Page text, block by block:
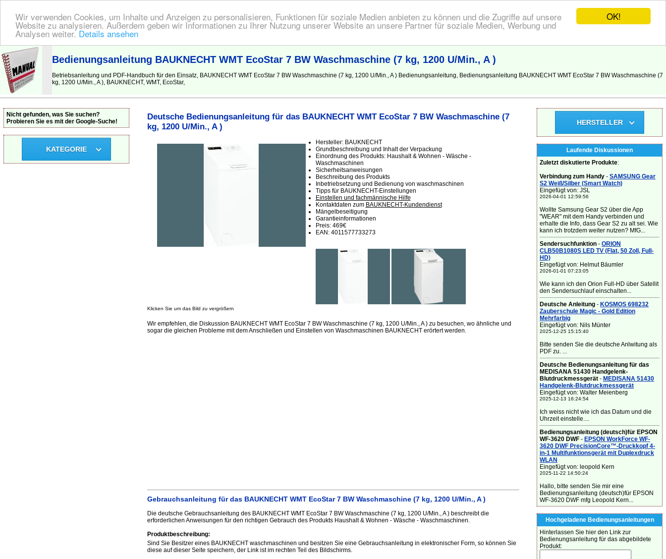
OK!
Wir verwenden Cookies, um Inhalte und Anzeigen zu personalisieren, Funktionen für soziale Medien anbieten zu können und die Zugriffe auf unsere
Website zu analysieren. Außerdem geben wir Informationen zu Ihrer Nutzung unserer Website an unsere Partner für soziale Medien, Werbung und
Analysen weiter. Details ansehen
BEDIENUNGSANLEITUNG | Hier finden Sie die deutsche Anleitung!
Bedienungsanleitung BAUKNECHT WMT EcoStar 7 BW Waschmaschine (7 kg, 1200 U/Min., A )
Betriebsanleitung und PDF-Handbuch für den Einsatz, BAUKNECHT WMT EcoStar 7 BW Waschmaschine (7 kg, 1200 U/Min., A ) Bedienungsanleitung, Bedienungsanleitung BAUKNECHT WMT EcoStar 7 BW Waschmaschine (7
kg, 1200 U/Min., A ), BAUKNECHT, WMT, EcoStar,
Deutsche Bedienungsanleitung für das BAUKNECHT WMT EcoStar 7 BW Waschmaschine (7
kg, 1200 U/Min., A )
Hersteller: BAUKNECHT
Grundbeschreibung und Inhalt der Verpackung
Einordnung des Produkts: Haushalt & Wohnen - Wäsche -
Waschmaschinen
Sicherheitsanweisungen
Beschreibung des Produkts
Inbetriebsetzung und Bedienung von waschmaschinen
Tipps für BAUKNECHT-Einstellungen
Einstellen und fachmännische Hilfe
Kontaktdaten zum BAUKNECHT-Kundendienst
Mängelbeseitigung
Garantieinformationen
Preis: 469€
EAN: 4011577733273
Klicken Sie um das Bild zu vergrößern
Wir empfehlen, die Diskussion BAUKNECHT WMT EcoStar 7 BW Waschmaschine (7 kg, 1200 U/Min., A ) zu besuchen, wo ähnliche und
sogar die gleichen Probleme mit dem Anschließen und Einstellen von Waschmaschinen BAUKNECHT erörtert werden.
Gebrauchsanleitung für das BAUKNECHT WMT EcoStar 7 BW Waschmaschine (7 kg, 1200 U/Min., A )
Die deutsche Gebrauchsanleitung des BAUKNECHT WMT EcoStar 7 BW Waschmaschine (7 kg, 1200 U/Min., A ) beschreibt die
erforderlichen Anweisungen für den richtigen Gebrauch des Produkts Haushalt & Wohnen - Wäsche - Waschmaschinen.
Produktbeschreibung:
Sind Sie Besitzer eines BAUKNECHT waschmaschinen und besitzen Sie eine Gebrauchsanleitung in elektronischer Form, so können Sie
diese auf dieser Seite speichern, der Link ist im rechten Teil des Bildschirms.
Nicht gefunden, was Sie suchen?
Probieren Sie es mit der Google-Suche!
KATEGORIE
HERSTELLER
Laufende Diskussionen
Zuletzt diskutierte Produkte:
Verbindung zum Handy - SAMSUNG Gear
S2 Weiß/Silber (Smart Watch)
Eingefügt von: JSL
2026-04-01 12:59:56
Wollte Samsung Gear S2 über die App
"WEAR" mit dem Handy verbinden und
erhalte die Info, dass Gear S2 zu alt sei. Wie
kann ich trotzdem weiter nutzen? MfG...
Sendersuchfunktion - ORION
CLB50B1080S LED TV (Flat, 50 Zoll, Full-
HD)
Eingefügt von: Helmut Bäumler
2026-01-01 07:23:05
Wie kann ich den Orion Full-HD über Satellit
den Sendersuchlauf einschalten...
Deutsche Anleitung - KOSMOS 698232
Zauberschule Magic - Gold Edition
Mehrfarbig
Eingefügt von: Nils Münter
2025-12-25 15:15:40
Bitte senden Sie die deutsche Anlwitung als
PDF zu. ...
Deutsche Bedienungsanleitung für das
MEDISANA 51430 Handgelenk-
Blutdruckmessgerät - MEDISANA 51430
Handgelenk-Blutdruckmessgerät
Eingefügt von: Walter Meienberg
2025-12-13 16:24:54
Ich weiss nicht wie ich das Datum und die
Uhrzeit einstelle....
Bedienungsanleitung (deutsch)für EPSON
WF-3620 DWF - EPSON WorkForce WF-
3620 DWF PrecisionCore™-Druckkopf 4-
in-1 Multifunktionsgerät mit Duplexdruck
WLAN
Eingefügt von: leopold Kern
2025-11-22 14:50:24
Hallo, bitte senden Sie mir eine
Bedienungsanleitung (deutsch)für EPSON
WF-3620 DWF mfg Leopold Kern...
Hochgeladene Bedienungsanleitungen
Hinterlassen Sie hier den Link zur
Bedienungsanleitung für das abgebildete
Produkt: